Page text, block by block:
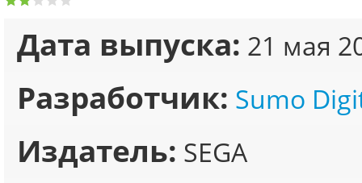
Дата выпуска: 21 мая
Разработчик: Sumo
Издатель: SEGA